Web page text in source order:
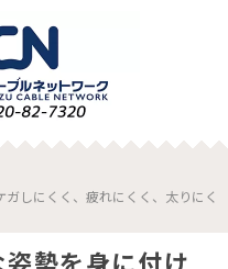
しにくく、疲れにくく、太りにく
勢を身に付け